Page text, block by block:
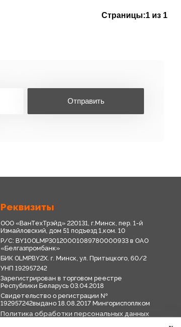
Страницы:1 из 1
Отправить
Реквизиты
ООО «ВанТехТрэйд» 220131, г.Минск, пер. 1-й
Измайловский, дом 51 подъезд 1,ком. 10
Р/С: BY10OLMP30120001089780000933 в OАО
«Белгазпромбанк»
БИК OLMPBY2X. г. Минск, ул. Притыцкого, 60/2
УНП 192957242
Зарегистрирован в торговом реестре
Республики Беларусь 03.04.2018
Свидетельство о регистрации №
192957242выдано 18.08.2017 Мингориспоплком
Политика обработки персональных данных